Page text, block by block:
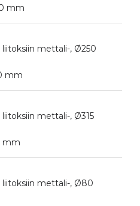
mm
liitoksiin mettali-, Ø250
mm
mettali-, Ø315
mm
liitoksiin mettali-, Ø80